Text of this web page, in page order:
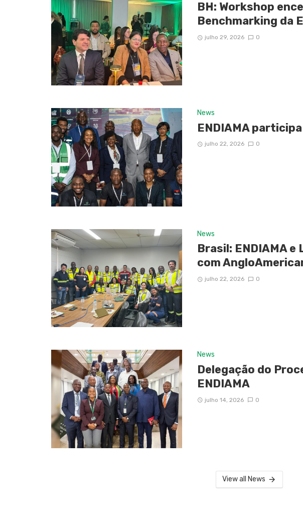
BH: Workshop
Benchmarking da
julho 29, 2026 0
News
ENDIAMA
julho 22, 2026 0
News
Brasil: ENDIAMA
com
julho 22, 2026 0
News
Delegação do
ENDIAMA
julho 14, 2026 0
View all News